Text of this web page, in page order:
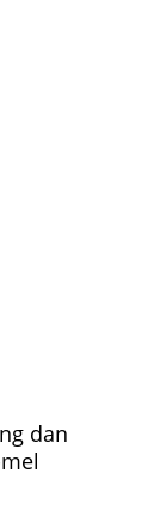
dan